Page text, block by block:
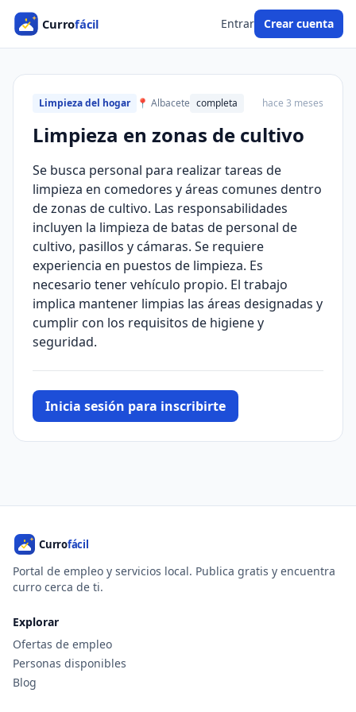
Entrar Crear cuenta
Limpieza del hogar 📍 Albacete completa hace 3 meses
Limpieza en zonas de cultivo
Se busca personal para realizar tareas de
limpieza en comedores y áreas comunes dentro
de zonas de cultivo. Las responsabilidades
incluyen la limpieza de batas de personal de
cultivo, pasillos y cámaras. Se requiere
experiencia en puestos de limpieza. Es
necesario tener vehículo propio. El trabajo
implica mantener limpias las áreas designadas y
cumplir con los requisitos de higiene y
seguridad.
Inicia sesión para inscribirte
Portal de empleo y servicios local. Publica gratis y encuentra
curro cerca de ti.
Explorar
Ofertas de empleo
Personas disponibles
Blog